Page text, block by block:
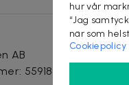
AB
: 559185-1901
hur vår
“Jag
när som
Cookiepolicy